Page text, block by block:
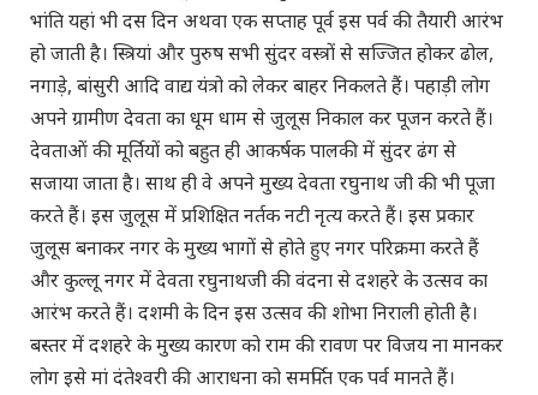
भांति यहां भी दस दिन अथवा एक सप्ताह पूर्व इस पर्व की तैयारी आरंभ
हो जाती है। स्त्रियां और पुरुष सभी सुंदर वस्त्रों से सज्जित होकर ढोल,
नगाड़े, बांसुरी आदि वाद्य यंत्रो को लेकर बाहर निकलते हैं। पहाड़ी लोग
अपने ग्रामीण देवता का धूम धाम से जुलूस निकाल कर पूजन करते हैं।
देवताओं की मूर्तियों को बहुत ही आकर्षक पालकी में सुंदर ढंग से
सजाया जाता है। साथ ही वे अपने मुख्य देवता रघुनाथ जी की भी पूजा
करते हैं। इस जुलूस में प्रशिक्षित नर्तक नटी नृत्य करते हैं। इस प्रकार
जुलूस बनाकर नगर के मुख्य भागों से होते हुए नगर परिक्रमा करते हैं
और कुल्लू नगर में देवता रघुनाथजी की वंदना से दशहरे के उत्सव का
आरंभ करते हैं। दशमी के दिन इस उत्सव की शोभा निराली होती है।
बस्तर में दशहरे के मुख्य कारण को राम की रावण पर विजय ना मानकर
लोग इसे मां दंतेश्वरी की आराधना को समर्पित एक पर्व मानते हैं।